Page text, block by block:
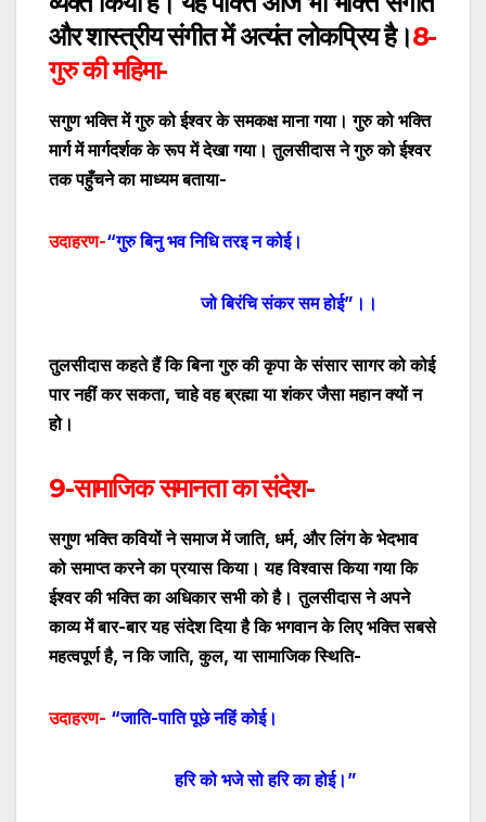
और शास्त्रीय संगीत में अत्यंत लोकप्रिय है।8-
गुरुकी महिमा-
सगुण भक्ति में गुरु को ईश्वर के समकक्ष माना गया। गुरु को भक्ति
मार्ग में मार्गदर्शक के रूप में देखा गया। तुलसीदास ने गुरु को ईश्वर
तक पहुँचने का माध्यम बताया-
उदाहरण-“गुरु बिनु भव निधि तरइ न कोई।
जो बिरंचि संकर सम होई” ।।
तुलसीदास कहते हैं कि बिना गुरु की कृपा के संसार सागर को कोई
पार नहीं कर सकता,चाहे वह ब्रह्मा या शंकर जैसा महान क्यों न
हो।
9-सामाजिक समानता का संदेश-
सगुण भक्ति कवियों ने समाज में जाति, धर्म, और लिंग के भेदभाव
को समाप्त करने का प्रयास किया। यह विश्वास किया गया कि
ईश्वर की भक्ति का अधिकार सभी को है। तुलसीदास ने अपने
काव्य में बार-बार यह संदेश दिया है कि भगवान के लिए भक्ति सबसे
महत्वपूर्ण है,न कि जाति,कुल,या सामाजिक स्थिति-
उदाहरण- “जाति-पाति पूछे नहिं कोई।
हरि को भजे सो हरि का होई।”